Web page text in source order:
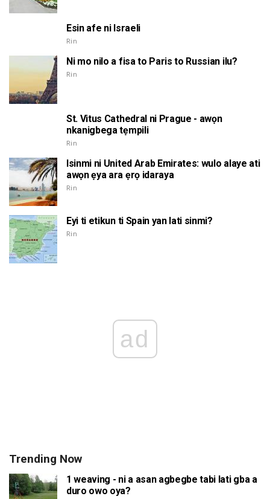
Esin afe ni Israeli
Rin
Ni mo nilo a fisa to Paris to Russian ilu?
Rin
St. Vitus Cathedral ni Prague - awọn
nkanigbega tẹmpili
Rin
Isinmi ni United Arab Emirates: wulo alaye ati
awọn ẹya ara ẹrọ idaraya
Rin
Eyi ti etikun ti Spain yan lati sinmi?
Rin
ad
Trending Now
1 weaving - ni a asan agbegbe tabi lati gba a
duro owo oya?